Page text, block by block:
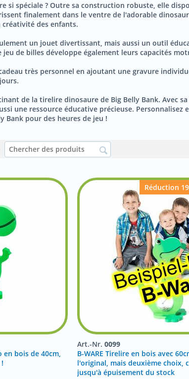
si spéciale ? Outre sa construction robuste, elle
finalement dans le ventre de l'adorable
des enfants.
un jouet divertissant, mais aussi un outil
de billes développe également leurs capacités
très personnel en ajoutant une gravure
de la tirelire dinosaure de Big Belly Bank. Avec
une ressource éducative précieuse.
Bank pour des heures de jeu !
bois de 40cm,
Réduction
Art.-Nr. 0099
B-WARE Tirelire en bois avec
l'original, mais deuxième choix,
jusqu'à épuisement du stock